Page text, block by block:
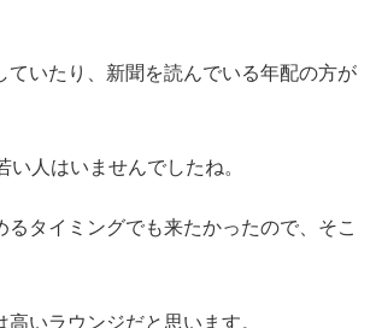
ていたり、新聞を読んでいる年配の方が
い人はいませんでしたね。
るタイミングでも来たかったので、そこ
いラウンジだと思います。